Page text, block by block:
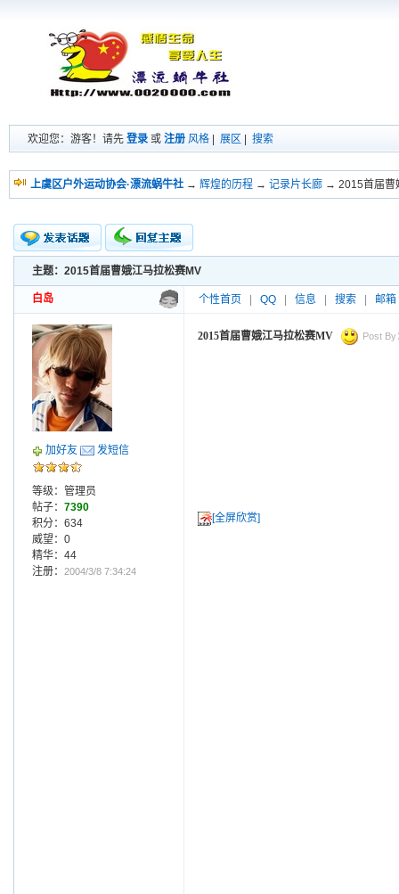
欢迎您：游客！请先 登录 或 注册 风格 展区 搜索
上虞区户外运动协会·漂流蜗牛社 → 辉煌的历程 → 记录片长廊 → 2015首届曹
新的主题
投票帖
小字报
主题：2015首届曹娥江马拉松赛MV
白岛 个性首页 QQ 信息 搜索 邮箱
加好友 发短信
等级：管理员
帖子： 7390
积分：634
威望：0
精华：44
注册： 2004/3/8 7:34:24
2015首届曹娥江马拉松赛MV Post By
[全屏欣赏]